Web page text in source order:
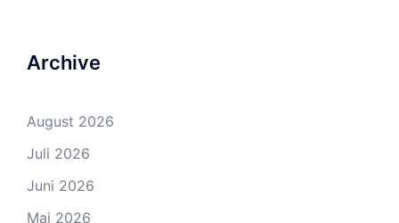
Archive
August 2026
Juli 2026
Juni 2026
Mai 2026